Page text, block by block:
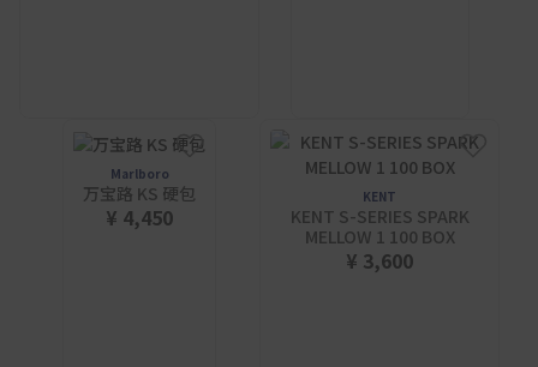
Marlboro
万宝路 KS 硬包
¥ 4,450
KENT
KENT S-SERIES SPARK
MELLOW 1 100 BOX
¥ 3,600